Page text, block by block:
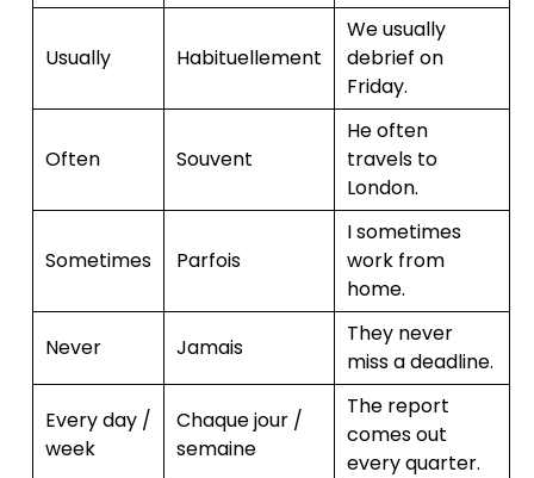
Usually Habituellement
We usually
debrief on
Friday.
Often Souvent
He often
travels to
London.
Sometimes Parfois
I sometimes
work from
home.
Never Jamais
They never
miss a deadline.
Every day /
week
Chaque jour /
semaine
The report
comes out
every quarter.